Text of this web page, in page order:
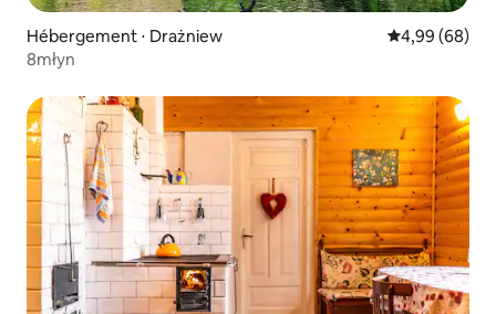
Hébergement ⋅ Drażniew Évaluation
4,99 (68)
8młyn